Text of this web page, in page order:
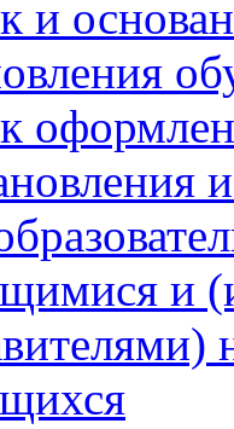
и
и